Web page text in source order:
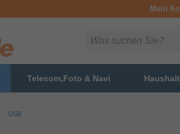
Mein
Telecom,Foto & Navi
USB